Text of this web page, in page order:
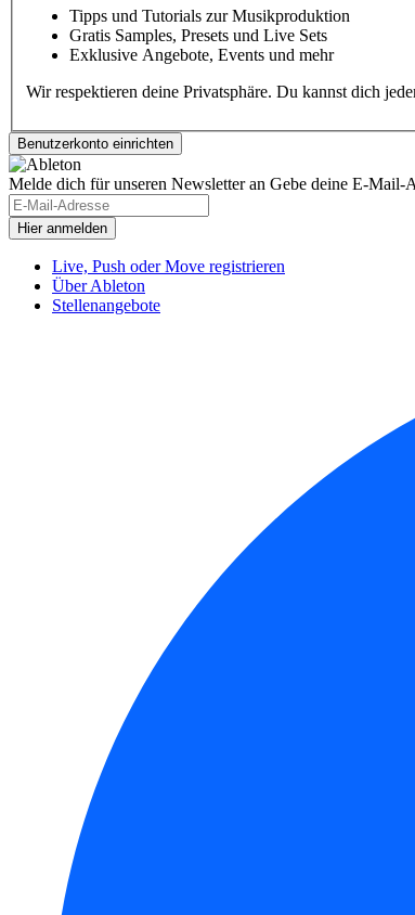
Tipps und Tutorials zur Musikproduktion
Gratis Samples, Presets und Live Sets
Exklusive Angebote, Events und mehr
Wir respektieren deine Privatsphäre. Du kannst dich
Melde dich für unseren Newsletter an Gebe deine E-Mail-
Live, Push oder Move registrieren
Über Ableton
Stellenangebote